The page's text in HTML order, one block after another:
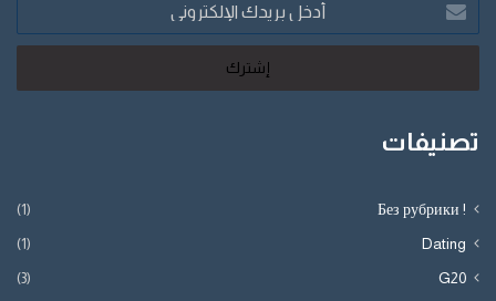
بريدك
الإلكتروني
تصنيفات
! Без рубрики
(1)
Dating
(1)
G20
(3)